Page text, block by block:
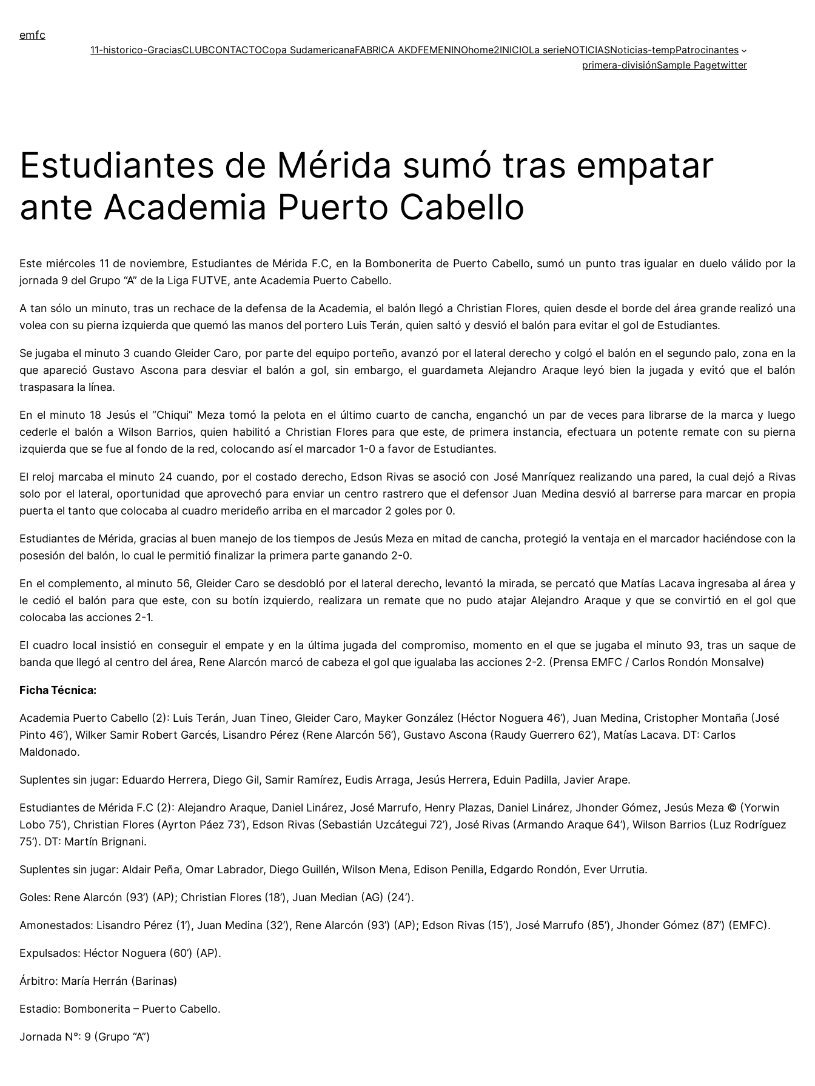
contenido
emfc
11-historico-GraciasCLUBCONTACTOCopa SudamericanaFABRICA AKDFEMENINOhome2INICIOLa serieNOTICIASNoticias-tempPatrocinantes
primera-divisiónSample Pagetwitter
Estudiantes de Mérida sumó tras empatar
ante Academia Puerto Cabello
Este miércoles 11 de noviembre, Estudiantes de Mérida F.C, en la Bombonerita de Puerto Cabello, sumó un punto tras igualar en duelo válido por la
jornada 9 del Grupo “A” de la Liga FUTVE, ante Academia Puerto Cabello.
A tan sólo un minuto, tras un rechace de la defensa de la Academia, el balón llegó a Christian Flores, quien desde el borde del área grande realizó una
volea con su pierna izquierda que quemó las manos del portero Luis Terán, quien saltó y desvió el balón para evitar el gol de Estudiantes.
Se jugaba el minuto 3 cuando Gleider Caro, por parte del equipo porteño, avanzó por el lateral derecho y colgó el balón en el segundo palo, zona en la
que apareció Gustavo Ascona para desviar el balón a gol, sin embargo, el guardameta Alejandro Araque leyó bien la jugada y evitó que el balón
traspasara la línea.
En el minuto 18 Jesús el “Chiqui” Meza tomó la pelota en el último cuarto de cancha, enganchó un par de veces para librarse de la marca y luego
cederle el balón a Wilson Barrios, quien habilitó a Christian Flores para que este, de primera instancia, efectuara un potente remate con su pierna
izquierda que se fue al fondo de la red, colocando así el marcador 1-0 a favor de Estudiantes.
El reloj marcaba el minuto 24 cuando, por el costado derecho, Edson Rivas se asoció con José Manríquez realizando una pared, la cual dejó a Rivas
solo por el lateral, oportunidad que aprovechó para enviar un centro rastrero que el defensor Juan Medina desvió al barrerse para marcar en propia
puerta el tanto que colocaba al cuadro merideño arriba en el marcador 2 goles por 0.
Estudiantes de Mérida, gracias al buen manejo de los tiempos de Jesús Meza en mitad de cancha, protegió la ventaja en el marcador haciéndose con la
posesión del balón, lo cual le permitió finalizar la primera parte ganando 2-0.
En el complemento, al minuto 56, Gleider Caro se desdobló por el lateral derecho, levantó la mirada, se percató que Matías Lacava ingresaba al área y
le cedió el balón para que este, con su botín izquierdo, realizara un remate que no pudo atajar Alejandro Araque y que se convirtió en el gol que
colocaba las acciones 2-1.
El cuadro local insistió en conseguir el empate y en la última jugada del compromiso, momento en el que se jugaba el minuto 93, tras un saque de
banda que llegó al centro del área, Rene Alarcón marcó de cabeza el gol que igualaba las acciones 2-2. (Prensa EMFC / Carlos Rondón Monsalve)
Ficha Técnica:
Academia Puerto Cabello (2): Luis Terán, Juan Tineo, Gleider Caro, Mayker González (Héctor Noguera 46’), Juan Medina, Cristopher Montaña (José
Pinto 46’), Wilker Samir Robert Garcés, Lisandro Pérez (Rene Alarcón 56’), Gustavo Ascona (Raudy Guerrero 62’), Matías Lacava. DT: Carlos
Maldonado.
Suplentes sin jugar: Eduardo Herrera, Diego Gil, Samir Ramírez, Eudis Arraga, Jesús Herrera, Eduin Padilla, Javier Arape.
Estudiantes de Mérida F.C (2): Alejandro Araque, Daniel Linárez, José Marrufo, Henry Plazas, Daniel Linárez, Jhonder Gómez, Jesús Meza © (Yorwin
Lobo 75’), Christian Flores (Ayrton Páez 73’), Edson Rivas (Sebastián Uzcátegui 72’), José Rivas (Armando Araque 64’), Wilson Barrios (Luz Rodríguez
75’). DT: Martín Brignani.
Suplentes sin jugar: Aldair Peña, Omar Labrador, Diego Guillén, Wilson Mena, Edison Penilla, Edgardo Rondón, Ever Urrutia.
Goles: Rene Alarcón (93’) (AP); Christian Flores (18’), Juan Median (AG) (24’).
Amonestados: Lisandro Pérez (1’), Juan Medina (32’), Rene Alarcón (93’) (AP); Edson Rivas (15’), José Marrufo (85’), Jhonder Gómez (87’) (EMFC).
Expulsados: Héctor Noguera (60’) (AP).
Árbitro: María Herrán (Barinas)
Estadio: Bombonerita – Puerto Cabello.
Jornada N°: 9 (Grupo “A”)